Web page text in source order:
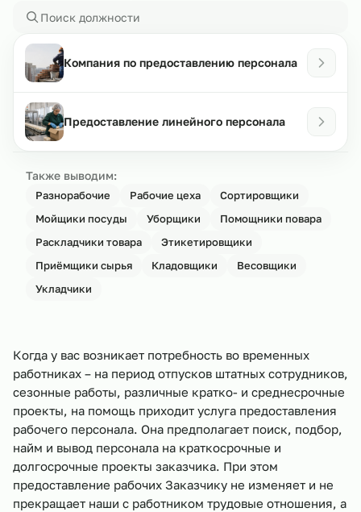
Компания по предоставлению персонала
Предоставление линейного персонала
Также выводим:
Разнорабочие Рабочие цеха
Сортировщики
Мойщики посуды
Уборщики
Помощники повара
Раскладчики товара
Этикетировщики
Приёмщики сырья
Кладовщики
Весовщики
Укладчики
Когда у вас возникает потребность во временных
работниках – на период отпусков штатных сотрудников,
сезонные работы, различные кратко- и среднесрочные
проекты, на помощь приходит услуга предоставления
рабочего персонала. Она предполагает поиск, подбор,
найм и вывод персонала на краткосрочные и
долгосрочные проекты заказчика. При этом
предоставление рабочих Заказчику не изменяет и не
прекращает наши с работником трудовые отношения, а